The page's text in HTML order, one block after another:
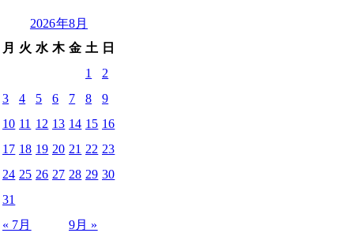
2026年8月
月 火 水 木 金 土 日
« 7月 9月 »
1
2
3
4 5 6 7 8
9
10 11 12 13 14 15 16
17 18 19 20 21 22 23
24 25 26 27 28 29 30
31